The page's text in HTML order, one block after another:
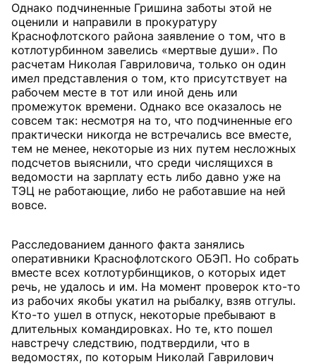
Однако подчиненные Гришина заботы этой не
оценили и направили в прокуратуру
Краснофлотского района заявление о том, что в
котлотурбинном завелись «мертвые души». По
расчетам Николая Гавриловича, только он один
имел представления о том, кто присутствует на
рабочем месте в тот или иной день или
промежуток времени. Однако все оказалось не
совсем так: несмотря на то, что подчиненные его
практически никогда не встречались все вместе,
тем не менее, некоторые из них путем несложных
подсчетов выяснили, что среди числящихся в
ведомости на зарплату есть либо давно уже на
ТЭЦ не работающие, либо не работавшие на ней
вовсе.
Расследованием данного факта занялись
оперативники Краснофлотского ОБЭП. Но собрать
вместе всех котлотурбинщиков, о которых идет
речь, не удалось и им. На момент проверок кто-то
из рабочих якобы укатил на рыбалку, взяв отгулы.
Кто-то ушел в отпуск, некоторые пребывают в
длительных командировках. Но те, кто пошел
навстречу следствию, подтвердили, что в
ведомостях, по которым Николай Гаврилович